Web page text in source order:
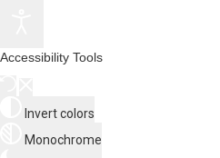
Accessibility Tools
Invert colors
Monochrome